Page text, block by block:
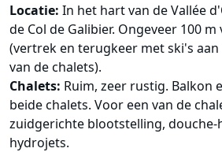
Locatie: In het hart van de Vallée
de Col de Galibier. Ongeveer 100 m
(vertrek en terugkeer met ski's
van de chalets).
Chalets: Ruim, zeer rustig. Balkon
beide chalets. Voor een van de
zuidgerichte blootstelling,
hydrojets.